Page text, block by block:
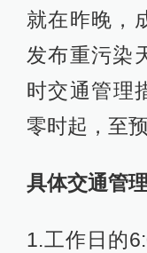
就在昨晚，
发布重污染
时交通管理
零时起，至
具体交通管
1.工作日的